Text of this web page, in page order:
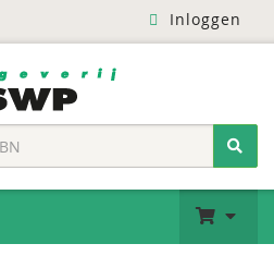
Inloggen